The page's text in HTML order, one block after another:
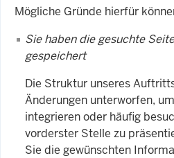
Mögliche Gründe hierfür
Sie haben die gesuchte
gespeichert
Die Struktur unseres
Änderungen unterworfen,
integrieren oder häufig
vorderster Stelle zu
Sie die gewünschten